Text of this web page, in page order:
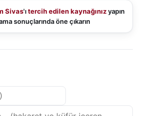
Sivas'ıtercih edilen kaynağınızyapın
sonuçlarında öne çıkarın